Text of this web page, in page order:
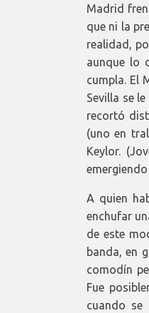
Madrid
que ni la
realidad,
aunque lo
cumpla. El
Sevilla se
recortó
(uno en
Keylor.
A quien
enchufar
de este
banda, en
comodín
Fue
cuando se